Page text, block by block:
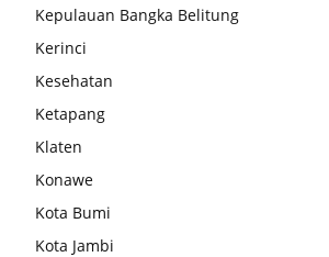
Kepulauan Bangka Belitung
Kerinci
Kesehatan
Ketapang
Klaten
Konawe
Kota Bumi
Kota Jambi